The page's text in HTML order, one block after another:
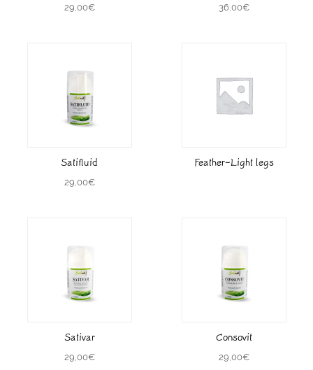
29,00€ 36,00€
Satifluid
29,00€
Feather-Light legs
Sativar
29,00€
Consovit
29,00€